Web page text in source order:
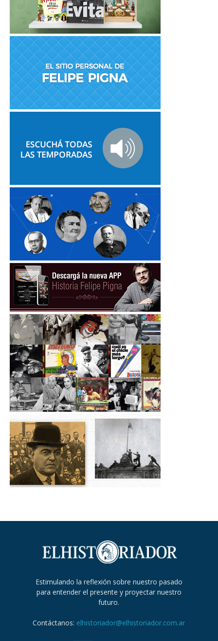
Estimulando la reflexión sobre nuestro pasado
para entender el presente y proyectar nuestro
futuro.
Contáctanos: elhistoriador@elhistoriador.com.ar